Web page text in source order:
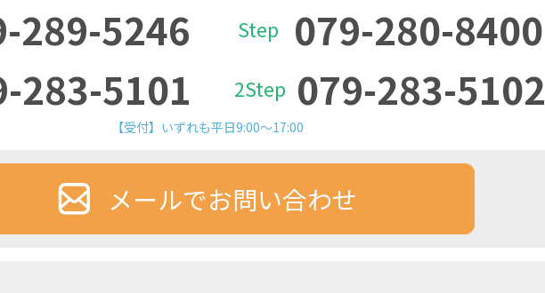
289-5246 Step 079-280-8400
283-5101 2Step 079-283-5102
【受付】いずれも平日9:00～17:00
メールでお問い合わせ